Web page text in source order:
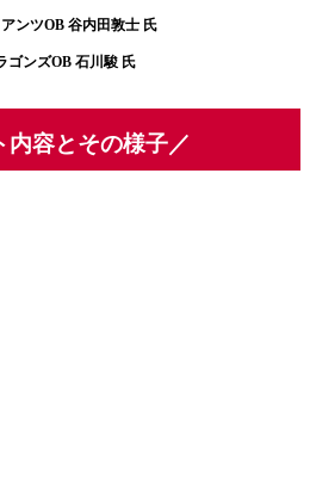
ンツOB 谷内田敦士 氏
ゴンズOB 石川駿 氏
内容とその様子／